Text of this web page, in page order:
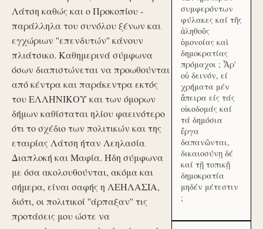
Λάτση καθώς και ο Προκοπίου -
παράλληλα του συνόλου ξένων και
εγχώριων ''επενδυτών'' κάνουν
πλιάτσικο. Καθημερινά σύμφωνα
όσων διαπιστώνεται να προωθούνται
από κέντρα και παράκεντρα εκτός
του ΕΛΛΗΝΙΚΟΥ και των όμορων
δήμων καθίσταται ηλίου φαεινότερο
ότι το σχέδιο των πολιτικών και της
εταιρίας Λάτση ήταν Λεηλασία
Διαπλοκή και Μαφία. Ήδη σύμφωνα
με όσα ακολουθούνται, ακόμα και
σήμερα, είναι σαφής η ΛΕΗΛΑΣΙΑ,
διότι, οι πολιτικοί ''άρπαξαν'' τις
προτάσεις μου ώστε να
συμφερόντων
φύλακες καί τῆς
ἀληθοῦς
ὁμονοίας καὶ
δημοκρατίας
πρόμαχοι ; Ἆρ'
οὐ δεινόν, εί
χρήματα μέν
ἄπειρα είς τάς
οἰκοδομάς καί
τά δημόσια
ἔργα
δαπανῶνται,
δικαιοσύνῃ δέ
καί τῇ τοπικῇ
δημοκρατία
μηδέν μέτεστιν
;